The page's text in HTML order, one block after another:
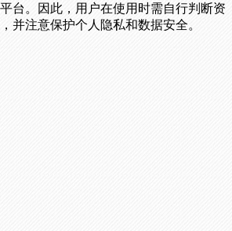
台。因此，用户在使用时需自行判断资
并注意保护个人隐私和数据安全。